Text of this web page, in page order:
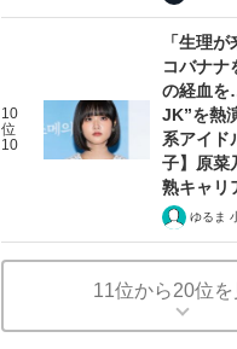
10
位
10
「生理
コバナナ
の経血を
JK”を熱
系アイド
子】原菜
熟キャリ
ゆるま
11位から20位を